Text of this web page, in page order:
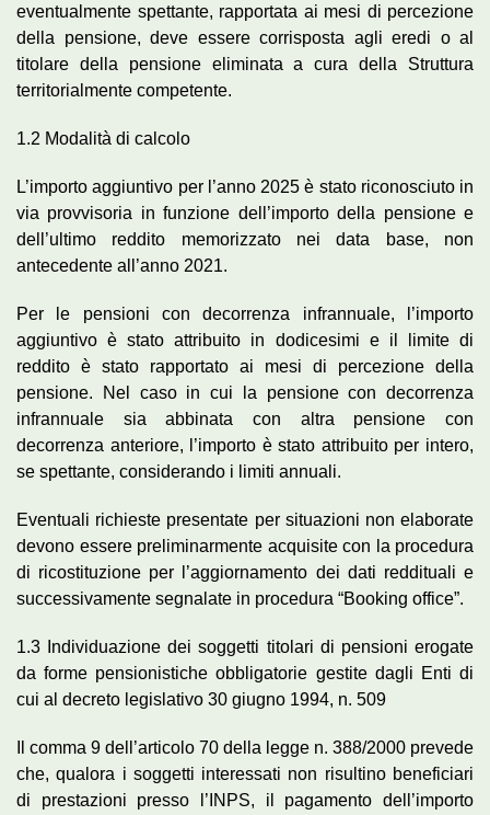
eventualmente spettante, rapportata ai mesi di percezione
della pensione, deve essere corrisposta agli eredi o al
titolare della pensione eliminata a cura della Struttura
territorialmente competente.
1.2 Modalità di calcolo
L’importo aggiuntivo per l’anno 2025 è stato riconosciuto in
via provvisoria in funzione dell’importo della pensione e
dell’ultimo reddito memorizzato nei data base, non
antecedente all’anno 2021.
Per le pensioni con decorrenza infrannuale, l’importo
aggiuntivo è stato attribuito in dodicesimi e il limite di
reddito è stato rapportato ai mesi di percezione della
pensione. Nel caso in cui la pensione con decorrenza
infrannuale sia abbinata con altra pensione con
decorrenza anteriore, l’importo è stato attribuito per intero,
se spettante, considerando i limiti annuali.
Eventuali richieste presentate per situazioni non elaborate
devono essere preliminarmente acquisite con la procedura
di ricostituzione per l’aggiornamento dei dati reddituali e
successivamente segnalate in procedura “Booking office”.
1.3 Individuazione dei soggetti titolari di pensioni erogate
da forme pensionistiche obbligatorie gestite dagli Enti di
cui al decreto legislativo 30 giugno 1994, n. 509
Il comma 9 dell’articolo 70 della legge n. 388/2000 prevede
che, qualora i soggetti interessati non risultino beneficiari
di prestazioni presso l’INPS, il pagamento dell’importo